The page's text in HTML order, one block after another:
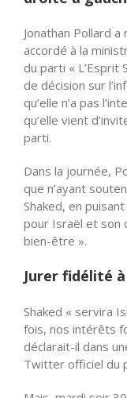
Jonathan Pollard
accordé à la
du parti « L’Esprit
de décision sur
qu’elle n’a pas
qu’elle vient
parti.
Dans la journée,
que n’ayant
Shaked, en
pour Israël et son
bien-être ».
Jurer fidélité
Shaked « servira
fois, nos intérêts
déclarait-il dans
Twitter officiel du